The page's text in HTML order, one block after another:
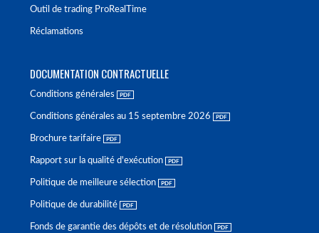
Outil de trading ProRealTime
Réclamations
DOCUMENTATION CONTRACTUELLE
Conditions générales
Conditions générales au 15 septembre 2026
Brochure tarifaire
Rapport sur la qualité d'exécution
Politique de meilleure sélection
Politique de durabilité
Fonds de garantie des dépôts et de résolution